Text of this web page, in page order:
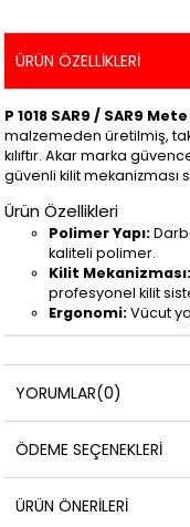
ÜRÜN ÖZELLIKLERI
P 1018 SAR9 / SAR9
malzemeden üretilmiş,
kılıftır. Akar marka
güvenli kilit mekanizması
Ürün Özellikleri
Polimer Yapı:
kaliteli polimer.
Kilit Mekanizması:
profesyonel kilit
Ergonomi:Vücut
YORUMLAR(0)
ÖDEME SEÇENEKLERI
ÜRÜN ÖNERILERI